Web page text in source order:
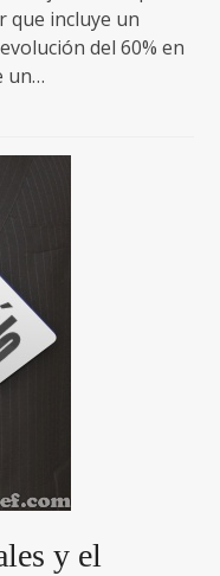
que incluye un
del 60% en
un…
y el